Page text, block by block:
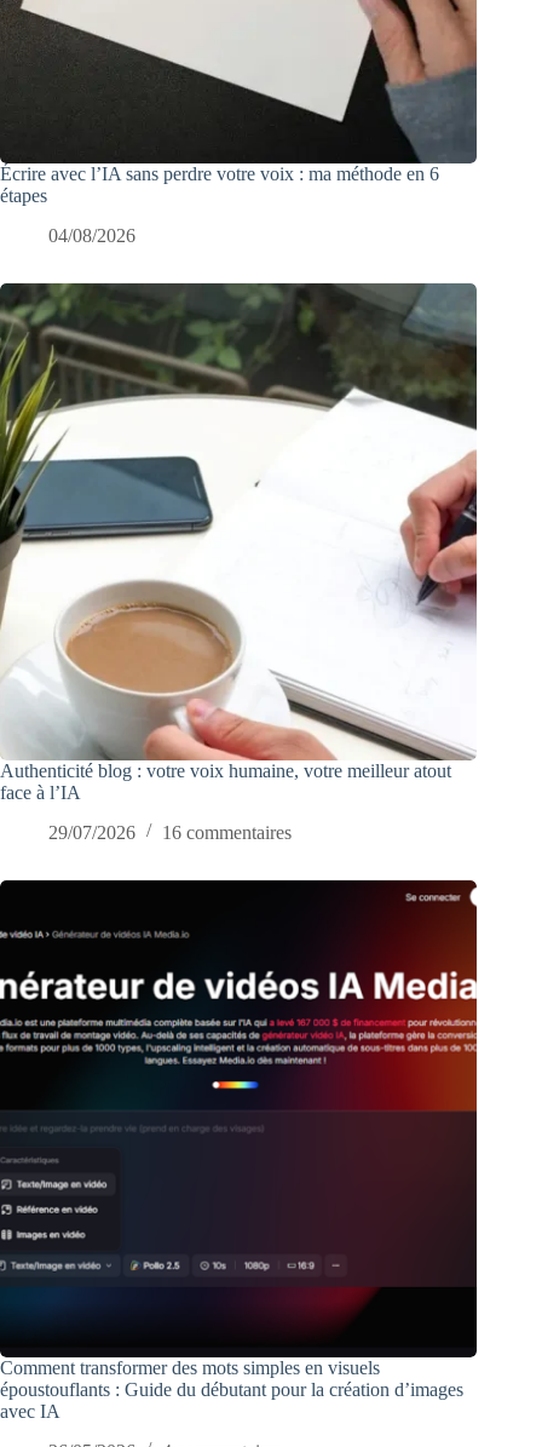
Écrire avec l’IA sans perdre votre voix : ma méthode en 6
étapes
04/08/2026
Authenticité blog : votre voix humaine, votre meilleur atout
face à l’IA
29/07/2026
16 commentaires
Comment transformer des mots simples en visuels
époustouflants : Guide du débutant pour la création d’images
avec IA